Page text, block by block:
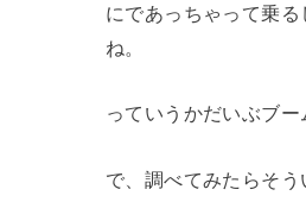
にであっちゃって乗
ね。
っていうかだいぶブー
で、調べてみたらそ